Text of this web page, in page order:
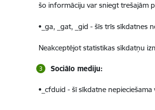
šo informāciju var sniegt trešajām
•_ga, _gat, _gid - šīs trīs sīkdatnes
Neakceptējot statistikas sīkdatņu
Sociālo mediju:
•_cfduid - šī sīkdatne